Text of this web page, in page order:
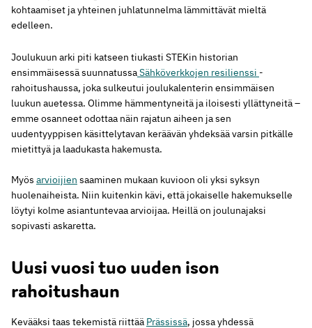
kohtaamiset ja yhteinen juhlatunnelma lämmittävät mieltä
edelleen.
Joulukuun arki piti katseen tiukasti STEKin historian
ensimmäisessä suunnatussaSähköverkkojen resilienssi -
rahoitushaussa, joka sulkeutui joulukalenterin ensimmäisen
luukun auetessa. Olimme hämmentyneitä ja iloisesti yllättyneitä –
emme osanneet odottaa näin rajatun aiheen ja sen
uudentyyppisen käsittelytavan keräävän yhdeksää varsin pitkälle
mietittyä ja laadukasta hakemusta.
Myös arvioijien saaminen mukaan kuvioon oli yksi syksyn
huolenaiheista. Niin kuitenkin kävi, että jokaiselle hakemukselle
löytyi kolme asiantuntevaa arvioijaa. Heillä on joulunajaksi
sopivasti askaretta.
Uusi vuosi tuo uuden ison
rahoitushaun
Kevääksi taas tekemistä riittää Prässissä, jossa yhdessä